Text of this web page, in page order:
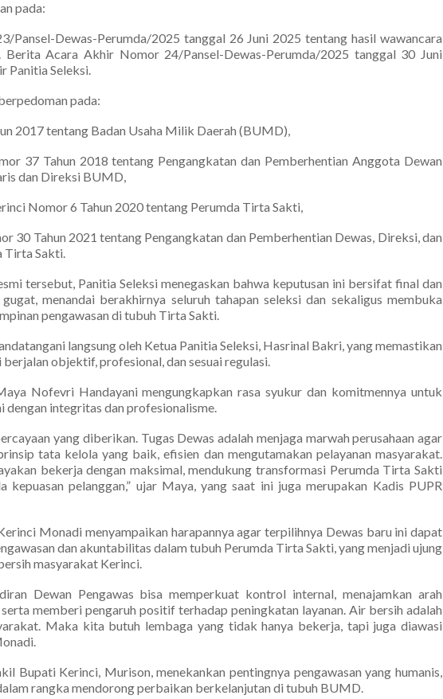
pada:
Pansel-Dewas-Perumda/2025 tanggal 26 Juni 2025 tentang hasil wawancara
Berita Acara Akhir Nomor 24/Pansel-Dewas-Perumda/2025 tanggal 30 Juni
Panitia Seleksi.
pada:
2017 tentang Badan Usaha Milik Daerah (BUMD),
37 Tahun 2018 tentang Pengangkatan dan Pemberhentian Anggota Dewan
dan Direksi BUMD,
Nomor 6 Tahun 2020 tentang Perumda Tirta Sakti,
30 Tahun 2021 tentang Pengangkatan dan Pemberhentian Dewas, Direksi, dan
Tirta Sakti.
tersebut, Panitia Seleksi menegaskan bahwa keputusan ini bersifat final dan
menandai berakhirnya seluruh tahapan seleksi dan sekaligus membuka
pengawasan di tubuh Tirta Sakti.
langsung oleh Ketua Panitia Seleksi, Hasrinal Bakri, yang memastikan
berjalan objektif, profesional, dan sesuai regulasi.
Nofevri Handayani mengungkapkan rasa syukur dan komitmennya untuk
dengan integritas dan profesionalisme.
yang diberikan. Tugas Dewas adalah menjaga marwah perusahaan agar
tata kelola yang baik, efisien dan mengutamakan pelayanan masyarakat.
bekerja dengan maksimal, mendukung transformasi Perumda Tirta Sakti
kepuasan pelanggan,” ujar Maya, yang saat ini juga merupakan Kadis PUPR
Monadi menyampaikan harapannya agar terpilihnya Dewas baru ini dapat
dan akuntabilitas dalam tubuh Perumda Tirta Sakti, yang menjadi ujung
masyarakat Kerinci.
Dewan Pengawas bisa memperkuat kontrol internal, menajamkan arah
memberi pengaruh positif terhadap peningkatan layanan. Air bersih adalah
Maka kita butuh lembaga yang tidak hanya bekerja, tapi juga diawasi
Bupati Kerinci, Murison, menekankan pentingnya pengawasan yang humanis,
rangka mendorong perbaikan berkelanjutan di tubuh BUMD.